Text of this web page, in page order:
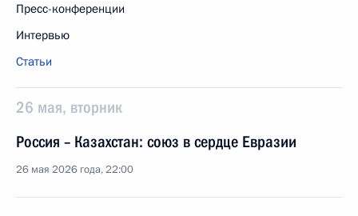
Пресс-конференции
Интервью
Статьи
26 мая, вторник
Россия – Казахстан: союз в сердце Евразии
26 мая 2026 года, 22:00